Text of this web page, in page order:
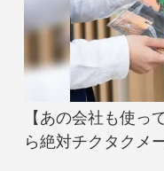
【あの会社も使っ
ら絶対チクタクメ